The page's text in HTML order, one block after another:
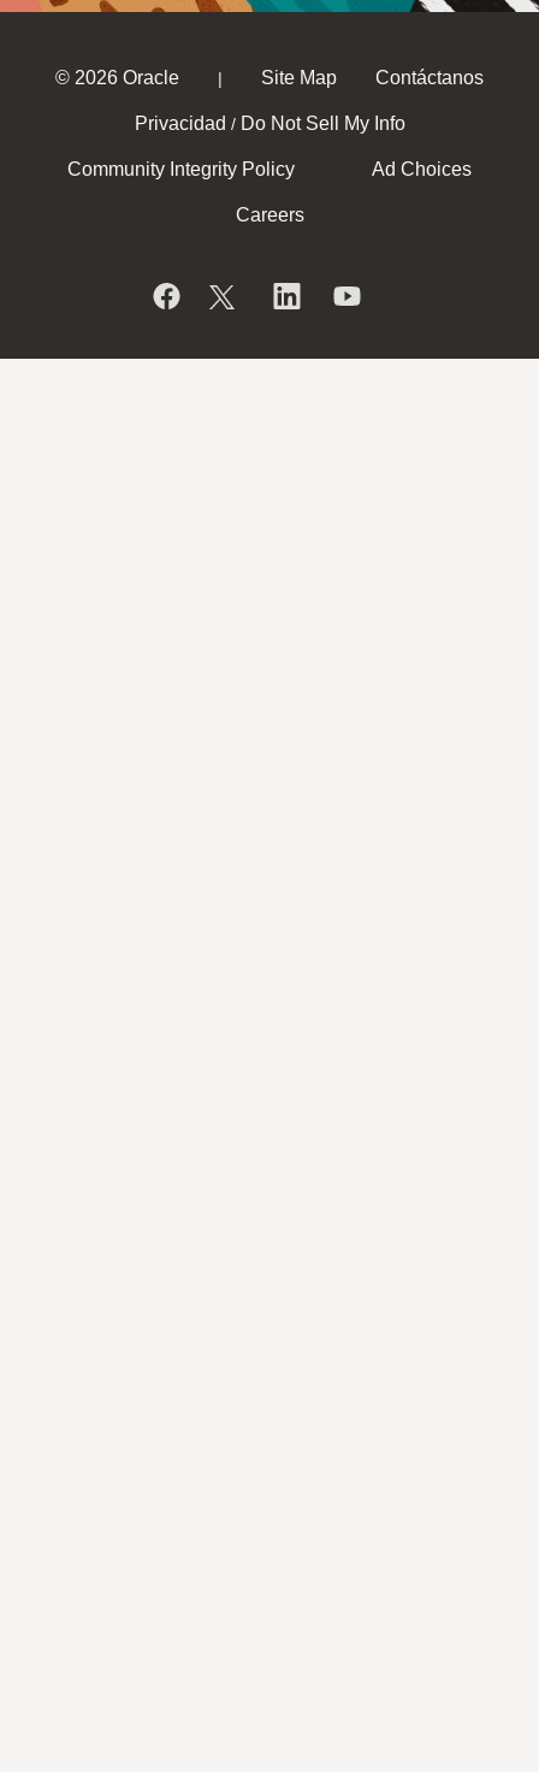
© 2026 Oracle | Site Map Contáctanos
Privacidad / Do Not Sell My Info
Community Integrity Policy Ad Choices
Careers